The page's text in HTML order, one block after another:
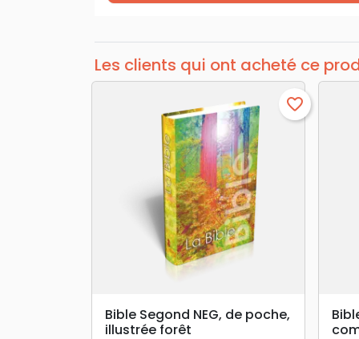
Les clients qui ont acheté ce
search APERÇU RAPIDE
favorite_border
Bible Segond NEG, de poche,
illustrée forêt